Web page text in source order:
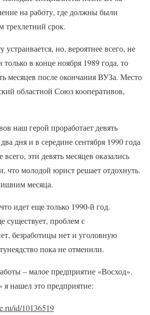
на работу, где должны были
трехлетний срок.
но, вероятнее всего, не
в конце ноября 1989 года, то
месяцев после окончания ВУЗа. Место
областной Союз кооперативов,
наш герой проработает девять
дня и в середине сентября 1990 года
всего, эти девять месяцев оказались
что молодой юрист решает отдохнуть.
месяца.
идет еще только 1990-й год.
существует, проблем с
безработицы нет и уголовную
пока не отменили.
– малое предприятие «Восход».
я нашел это предприятие:
id/10136519